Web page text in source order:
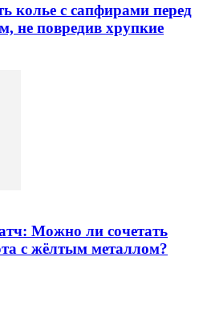
колье с сапфирами перед
не повредив хрупкие
Можно ли сочетать
с жёлтым металлом?